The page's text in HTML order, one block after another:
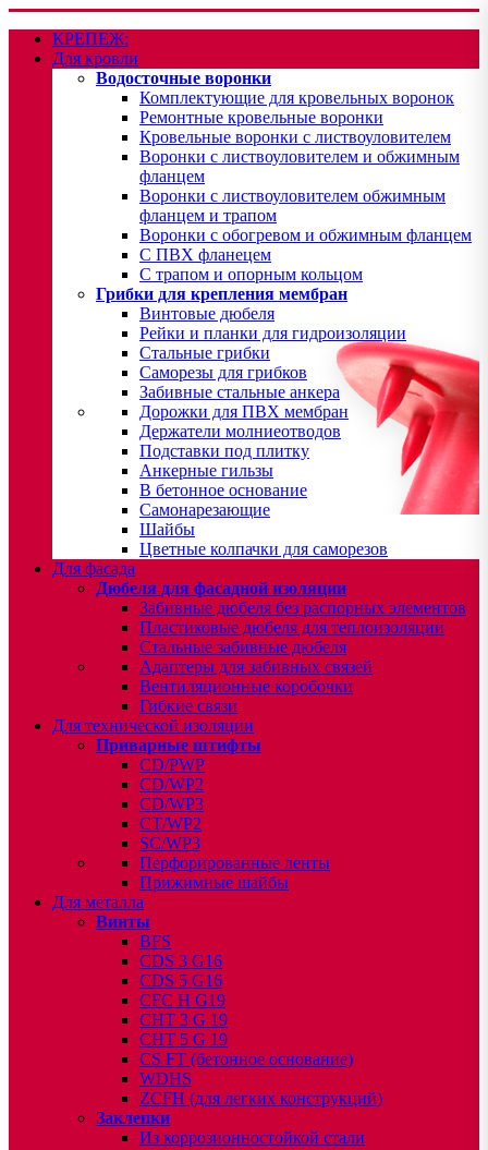
КРЕПЕЖ:
Для кровли
Водосточные воронки
Комплектующие для кровельных воронок
Ремонтные кровельные воронки
Кровельные воронки с листвоуловителем
Воронки с листвоуловителем и обжимным
фланцем
Воронки с листвоуловителем обжимным
фланцем и трапом
Воронки с обогревом и обжимным фланцем
С ПВХ фланецем
С трапом и опорным кольцом
Грибки для крепления мембран
Винтовые дюбеля
Рейки и планки для гидроизоляции
Стальные грибки
Саморезы для грибков
Забивные стальные анкера
Дорожки для ПВХ мембран
Держатели молниеотводов
Подставки под плитку
Анкерные гильзы
В бетонное основание
Самонарезающие
Шайбы
Цветные колпачки для саморезов
Для фасада
Дюбеля для фасадной изоляции
Забивные дюбеля без распорных элементов
Пластиковые дюбеля для теплоизоляции
Стальные забивные дюбеля
Адаптеры для забивных связей
Вентиляционные коробочки
Гибкие связи
Для технической изоляции
Приварные штифты
CD/PWP
CD/WP2
CD/WP3
CT/WP2
SC/WP3
Перфорированные ленты
Прижимные шайбы
Для металла
Винты
BFS
CDS 3 G16
CDS 5 G16
CFC H G19
CHT 3 G 19
CHT 5 G 19
CS FT (бетонное основание)
WDHS
ZCFH (для легких конструкций)
Заклепки
Из коррозионностойкой стали